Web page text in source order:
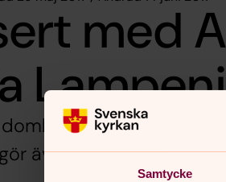
Samtycke
med
onsdagen den
även